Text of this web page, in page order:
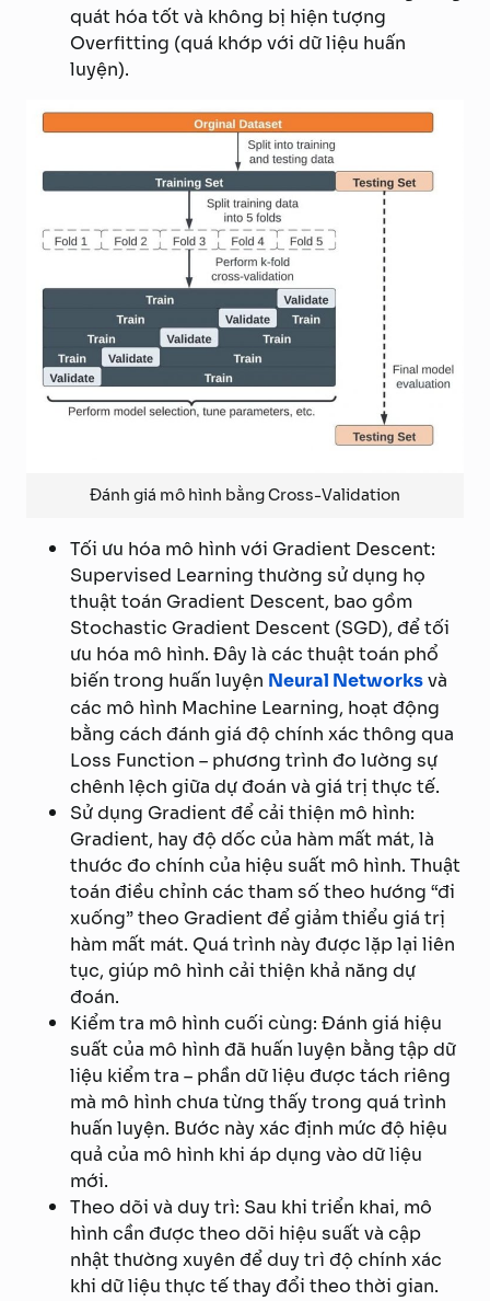
quát hóa tốt và không bị hiện tượng
Overfitting (quá khớp với dữ liệu huấn
luyện).
Đánh giá mô hình bằng Cross-Validation
Tối ưu hóa mô hình với Gradient Descent:
Supervised Learning thường sử dụng họ
thuật toán Gradient Descent, bao gồm
Stochastic Gradient Descent (SGD), để tối
ưu hóa mô hình. Đây là các thuật toán phổ
biến trong huấn luyện Neural Networksvà
các mô hình Machine Learning, hoạt động
bằng cách đánh giá độ chính xác thông qua
Loss Function – phương trình đo lường sự
chênh lệch giữa dự đoán và giá trị thực tế.
Sử dụng Gradient để cải thiện mô hình:
Gradient, hay độ dốc của hàm mất mát, là
thước đo chính của hiệu suất mô hình. Thuật
toán điều chỉnh các tham số theo hướng “đi
xuống” theo Gradient để giảm thiểu giá trị
hàm mất mát. Quá trình này được lặp lại liên
tục, giúp mô hình cải thiện khả năng dự
đoán.
Kiểm tra mô hình cuối cùng: Đánh giá hiệu
suất của mô hình đã huấn luyện bằng tập dữ
liệu kiểm tra – phần dữ liệu được tách riêng
mà mô hình chưa từng thấy trong quá trình
huấn luyện. Bước này xác định mức độ hiệu
quả của mô hình khi áp dụng vào dữ liệu
mới.
Theo dõi và duy trì: Sau khi triển khai, mô
hình cần được theo dõi hiệu suất và cập
nhật thường xuyên để duy trì độ chính xác
khi dữ liệu thực tế thay đổi theo thời gian.